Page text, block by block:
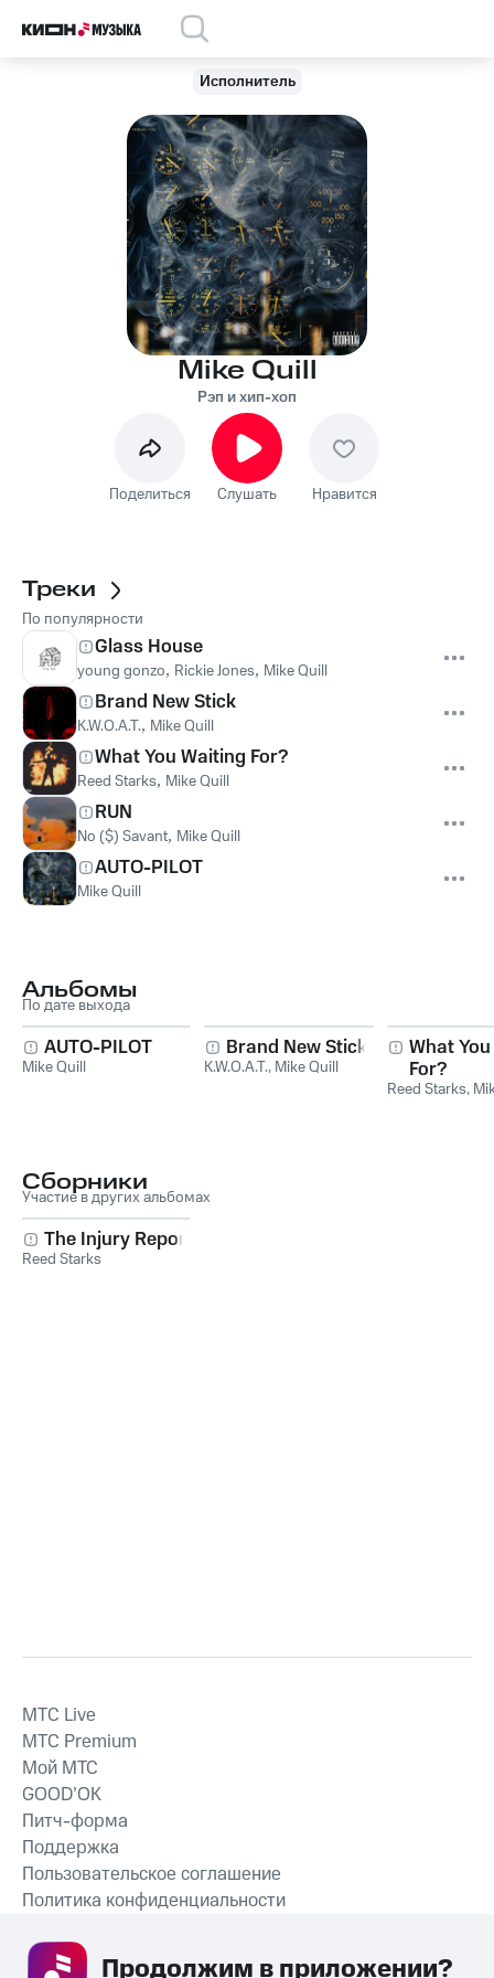
Исполнитель
Mike Quill
Рэп и хип-хоп
Поделиться Слушать Нравится
Треки
По популярности
Glass House
young gonzo, Rickie Jones, Mike Quill
Brand New Stick
K.W.O.A.T., Mike Quill
What You Waiting For?
Reed Starks, Mike Quill
RUN
No ($) Savant, Mike Quill
AUTO-PILOT
Mike Quill
Альбомы
По дате выхода
AUTO-PILOT
Mike Quill
Brand New Stick
K.W.O.A.T., Mike Quill
What
For?
Reed Starks,
Сборники
Участие в других альбомах
The Injury Report
Reed Starks
СКАЧАТЬ ПРИЛОЖЕНИЕ
MTС Live
MTС Premium
Мой МТС
GOOD’OK
Питч-форма
Поддержка
Пользовательское соглашение
Политика конфиденциальности